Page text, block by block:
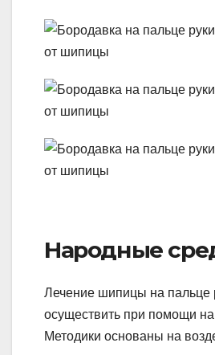
Народные
Лечение шипицы на пальце
осуществить при помощи
Методики основаны на